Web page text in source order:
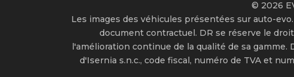
© 2026
Les images des véhicules présentées sur auto-
document contractuel. DR se réserve le
l'amélioration continue de la qualité de sa gamme.
d'Isernia s.n.c., code fiscal, numéro de TVA et